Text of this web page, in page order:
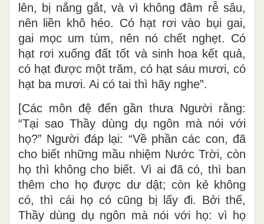
lên, bị nắng gắt, và vì không đâm rễ sâu,
nên liền khô héo. Có hạt rơi vào bụi gai,
gai mọc um tùm, nên nó chết nghẹt. Có
hạt rơi xuống đất tốt và sinh hoa kết quả,
có hạt được một trăm, có hạt sáu mươi, có
hạt ba mươi. Ai có tai thì hãy nghe”.
[Các môn đệ đến gần thưa Người rằng:
“Tại sao Thầy dùng dụ ngôn mà nói với
họ?” Người đáp lại: “Về phần các con, đã
cho biết những mầu nhiệm Nước Trời, còn
họ thì không cho biết. Vì ai đã có, thì ban
thêm cho họ được dư dật; còn kẻ không
có, thì cái họ có cũng bị lấy đi. Bởi thế,
Thầy dùng dụ ngôn mà nói với họ: vì họ